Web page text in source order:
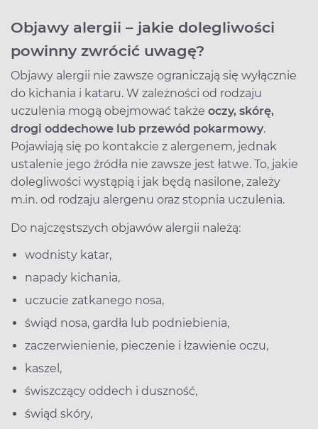
Objawy alergii – jakie dolegliwości
powinny zwrócić uwagę?
Objawy alergii nie zawsze ograniczają się wyłącznie
do kichania i kataru. W zależności od rodzaju
uczulenia mogą obejmować także oczy, skórę,
drogi oddechowe lub przewód pokarmowy.
Pojawiają się po kontakcie z alergenem, jednak
ustalenie jego źródła nie zawsze jest łatwe. To, jakie
dolegliwości wystąpią i jak będą nasilone, zależy
m.in. od rodzaju alergenu oraz stopnia uczulenia.
Do najczęstszych objawów alergii należą:
wodnisty katar,
napady kichania,
uczucie zatkanego nosa,
świąd nosa, gardła lub podniebienia,
zaczerwienienie, pieczenie i łzawienie oczu,
kaszel,
świszczący oddech i duszność,
świąd skóry,